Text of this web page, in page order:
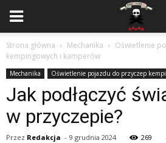
Strona główna Mechanika
Oświetlenie
kempingowych i kamperów
Mechanika Oświetlenie pojazdu do przyczep
Jak podłączyć
w przyczepie?
Przez Redakcja - 9 grudnia 2024 269